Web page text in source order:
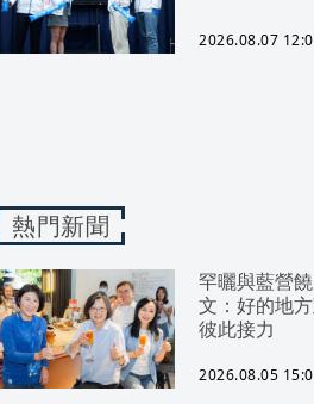
2026.08.07
熱門新聞
罕曬與藍營
文：好的地方
彼此接力
2026.08.05